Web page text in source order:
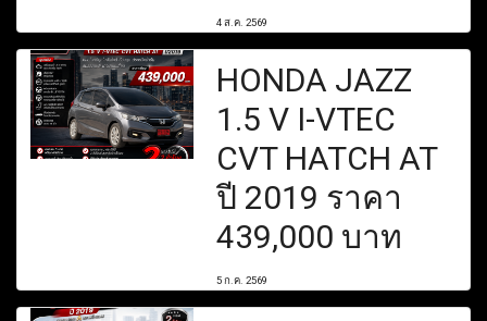
4 ส.ค. 2569
HONDA JAZZ
1.5 V I-VTEC
CVT HATCH AT
ปี 2019 ราคา
439,000 บาท
5 ก.ค. 2569